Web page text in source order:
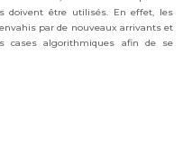
doivent être utilisés. En effet, les
par de nouveaux arrivants et
cases algorithmiques afin de se